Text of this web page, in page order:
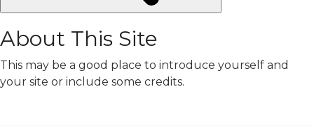
About This Site
This may be a good place to introduce yourself and
your site or include some credits.